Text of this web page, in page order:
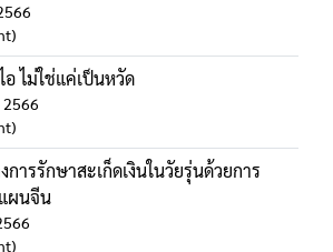
อ ไม่ใช่แค่เป็นหวัด
การรักษาสะเก็ดเงินในวัยรุ่นด้วยการ
ผนจีน